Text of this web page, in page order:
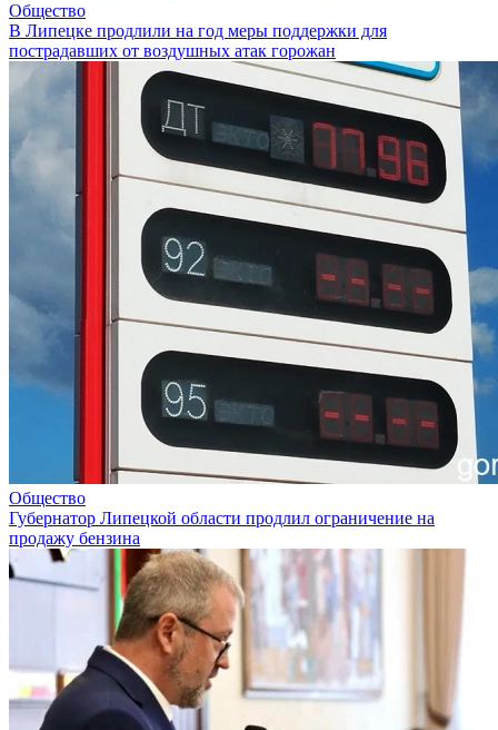
Общество
В Липецке продлили на год меры поддержки для
пострадавших от воздушных атак горожан
Общество
Губернатор Липецкой области продлил ограничение на
продажу бензина